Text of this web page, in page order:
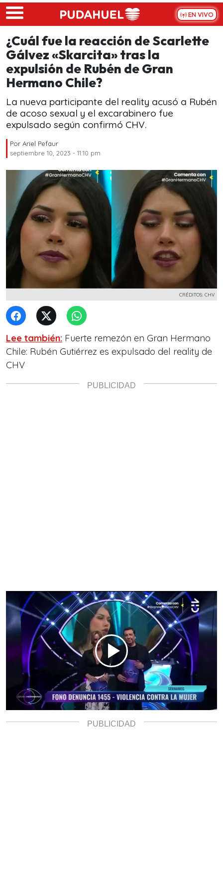
Skip to main content
EN VIVO
¿Cuál fue la reacción de Scarlette
Gálvez «Skarcita» tras la
expulsión de Rubén de Gran
Hermano Chile?
La nueva participante del reality acusó a Rubén
de acoso sexual y el excarabinero fue
expulsado según confirmó CHV.
Por Ariel Pefaur
septiembre 10, 2023 - 11:10 pm
CRÉDITOS: CHV
Lee también: Fuerte remezón en Gran Hermano
Chile: Rubén Gutiérrez es expulsado del reality de
CHV